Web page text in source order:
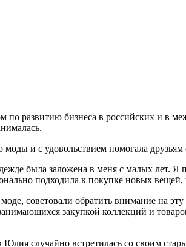
развитию бизнеса в российских и в
моды и с удовольствием помогала
была заложена в меня с малых лет.
подходила к покупке новых
советовали обратить внимание на
закупкой коллекций и
случайно встретилась со своим